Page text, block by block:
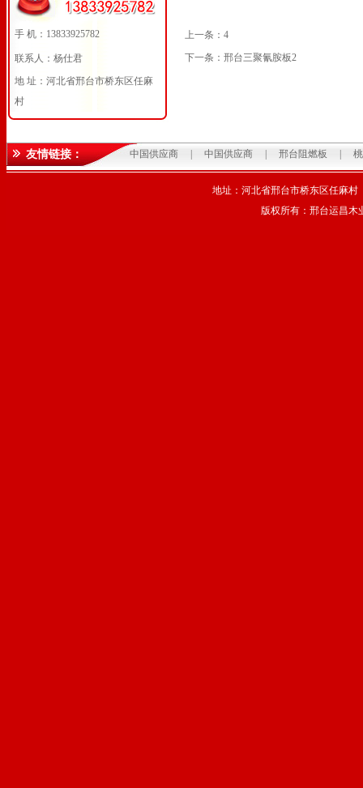
手 机：13833925782
联系人：杨仕君
地 址：河北省邢台市桥东区任麻
村
上一条： 4
下一条： 邢台三聚氰胺板2
友情链接： 中国供应商 中国供应商 邢台阻燃板
地址：河北省邢台市桥东区任
版权所有：邢台运